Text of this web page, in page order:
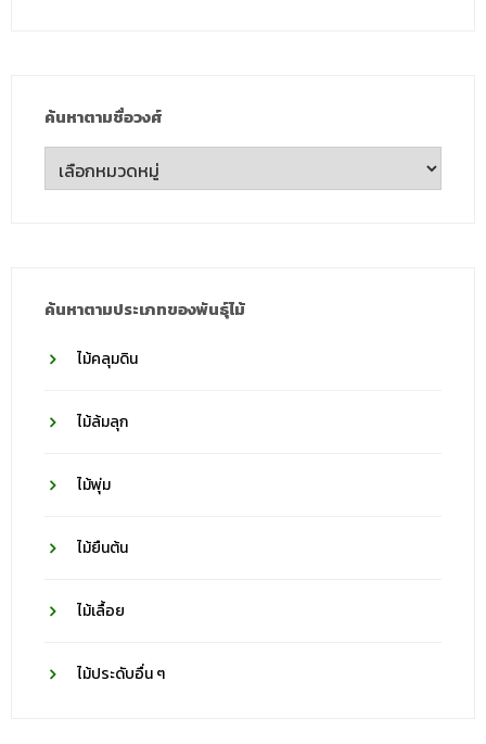
ค้นหาตามชื่อวงศ์
ค้นหา
ตาม
ค้นหาตามประเภทของพันธุ์ไม้
ไม้คลุมดิน
ไม้ล้มลุก
ไม้พุ่ม
ไม้ยืนต้น
ไม้เลื้อย
ไม้ประดับอื่น ๆ